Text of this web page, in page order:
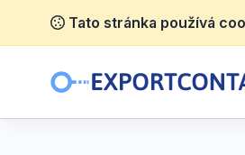
Tato stránka používá